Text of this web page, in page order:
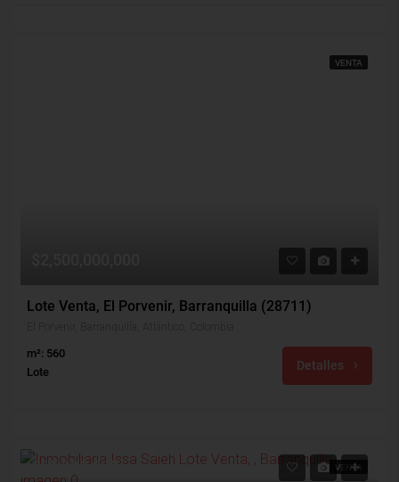
VENTA
Lote Venta, El Porvenir, Barranquilla (28711)
m²: 560
Lote
Detalles
VENTA
$60,000,000